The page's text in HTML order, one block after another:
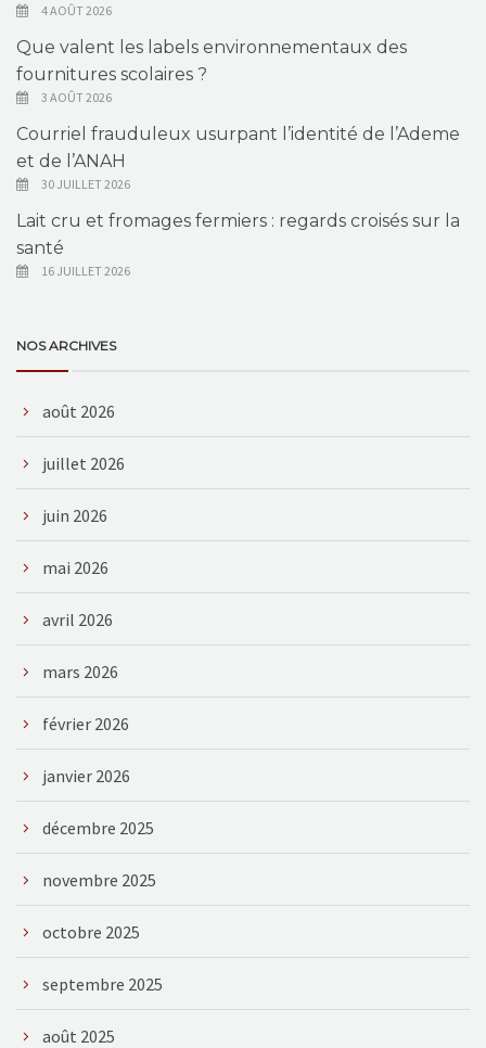
4 AOÛT 2026
Que valent les labels environnementaux des
fournitures scolaires ?
3 AOÛT 2026
Courriel frauduleux usurpant l’identité de l’Ademe
et de l’ANAH
30 JUILLET 2026
Lait cru et fromages fermiers : regards croisés sur la
santé
16 JUILLET 2026
NOS ARCHIVES
août 2026
juillet 2026
juin 2026
mai 2026
avril 2026
mars 2026
février 2026
janvier 2026
décembre 2025
novembre 2025
octobre 2025
septembre 2025
août 2025